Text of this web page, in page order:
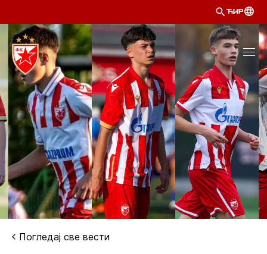
ЋИР
Погледај све вести